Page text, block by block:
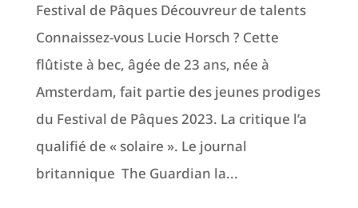
Festival de Pâques Découvreur de talents
Connaissez-vous Lucie Horsch ? Cette
flûtiste à bec, âgée de 23 ans, née à
Amsterdam, fait partie des jeunes prodiges
du Festival de Pâques 2023. La critique l’a
qualifié de « solaire ». Le journal
britannique The Guardian la...